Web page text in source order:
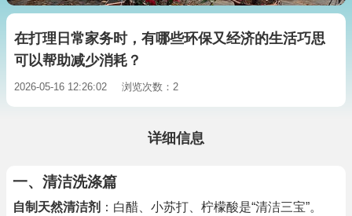
在打理日常家务时，有哪些环保又经济的生活巧思
可以帮助减少消耗？
2026-05-16 12:26:02 浏览次数：2
详细信息
一、清洁洗涤篇
自制天然清洁剂 ：白醋、小苏打、柠檬酸是“清洁三宝”。